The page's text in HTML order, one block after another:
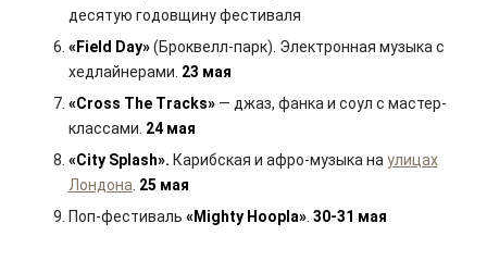
десятую годовщину фестиваля
«Field Day»(Броквелл-парк). Электронная музыка с
хедлайнерами. 23 мая
«Cross The Tracks» — джаз, фанка и соул с мастер-
классами. 24 мая
«City Splash». Карибская и афро-музыка на улицах
Лондона 25 мая
Поп-фестиваль «Mighty Hoopla». 30-31 мая